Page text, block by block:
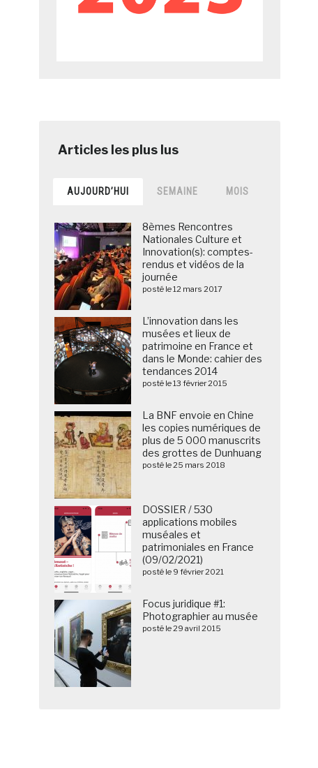
AUJOURD’HUI SEMAINE MOIS
8èmes Rencontres
Nationales Culture et
Innovation(s): comptes-
rendus et vidéos de la
journée
posté le 12 mars 2017
L’innovation dans les
musées et lieux de
patrimoine en France et
dans le Monde: cahier des
tendances 2014
posté le 13 février 2015
La BNF envoie en Chine
les copies numériques de
plus de 5 000 manuscrits
des grottes de Dunhuang
posté le 25 mars 2018
DOSSIER / 530
applications mobiles
muséales et
patrimoniales en France
(09/02/2021)
posté le 9 février 2021
Focus juridique #1:
Photographier au musée
posté le 29 avril 2015